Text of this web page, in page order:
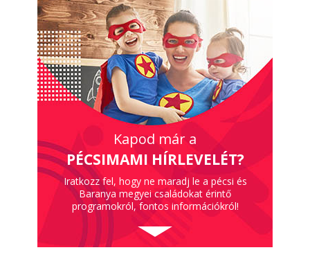
Kapod már a
PÉCSIMAMI HÍRLEVELÉT?
Iratkozz fel, hogy ne maradj le a pécsi és
Baranya megyei családokat érintő
programokról, fontos információkról!